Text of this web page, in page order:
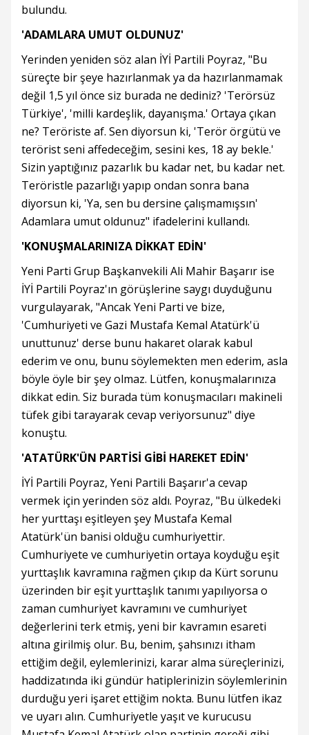
bulundu.
'ADAMLARA UMUT OLDUNUZ'
Yerinden yeniden söz alan İYİ Partili Poyraz, "Bu
süreçte bir şeye hazırlanmak ya da hazırlanmamak
değil 1,5 yıl önce siz burada ne dediniz? 'Terörsüz
Türkiye', 'milli kardeşlik, dayanışma.' Ortaya çıkan
ne? Teröriste af. Sen diyorsun ki, 'Terör örgütü ve
terörist seni affedeceğim, sesini kes, 18 ay bekle.'
Sizin yaptığınız pazarlık bu kadar net, bu kadar net.
Teröristle pazarlığı yapıp ondan sonra bana
diyorsun ki, 'Ya, sen bu dersine çalışmamışsın'
Adamlara umut oldunuz" ifadelerini kullandı.
'KONUŞMALARINIZA DİKKAT EDİN'
Yeni Parti Grup Başkanvekili Ali Mahir Başarır ise
İYİ Partili Poyraz'ın görüşlerine saygı duyduğunu
vurgulayarak, "Ancak Yeni Parti ve bize,
'Cumhuriyeti ve Gazi Mustafa Kemal Atatürk'ü
unuttunuz' derse bunu hakaret olarak kabul
ederim ve onu, bunu söylemekten men ederim, asla
böyle öyle bir şey olmaz. Lütfen, konuşmalarınıza
dikkat edin. Siz burada tüm konuşmacıları makineli
tüfek gibi tarayarak cevap veriyorsunuz" diye
konuştu.
'ATATÜRK'ÜN PARTİSİ GİBİ HAREKET EDİN'
İYİ Partili Poyraz, Yeni Partili Başarır'a cevap
vermek için yerinden söz aldı. Poyraz, "Bu ülkedeki
her yurttaşı eşitleyen şey Mustafa Kemal
Atatürk'ün banisi olduğu cumhuriyettir.
Cumhuriyete ve cumhuriyetin ortaya koyduğu eşit
yurttaşlık kavramına rağmen çıkıp da Kürt sorunu
üzerinden bir eşit yurttaşlık tanımı yapılıyorsa o
zaman cumhuriyet kavramını ve cumhuriyet
değerlerini terk etmiş, yeni bir kavramın esareti
altına girilmiş olur. Bu, benim, şahsınızı itham
ettiğim değil, eylemlerinizi, karar alma süreçlerinizi,
haddizatında iki gündür hatiplerinizin söylemlerinin
durduğu yeri işaret ettiğim nokta. Bunu lütfen ikaz
ve uyarı alın. Cumhuriyetle yaşıt ve kurucusu